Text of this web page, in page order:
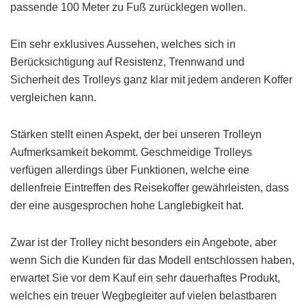
passende 100 Meter zu Fuß zurücklegen wollen.
Ein sehr exklusives Aussehen, welches sich in
Berücksichtigung auf Resistenz, Trennwand und
Sicherheit des Trolleys ganz klar mit jedem anderen Koffer
vergleichen kann.
Stärken stellt einen Aspekt, der bei unseren Trolleyn
Aufmerksamkeit bekommt. Geschmeidige Trolleys
verfügen allerdings über Funktionen, welche eine
dellenfreie Eintreffen des Reisekoffer gewährleisten, dass
der eine ausgesprochen hohe Langlebigkeit hat.
Zwar ist der Trolley nicht besonders ein Angebote, aber
wenn Sich die Kunden für das Modell entschlossen haben,
erwartet Sie vor dem Kauf ein sehr dauerhaftes Produkt,
welches ein treuer Wegbegleiter auf vielen belastbaren